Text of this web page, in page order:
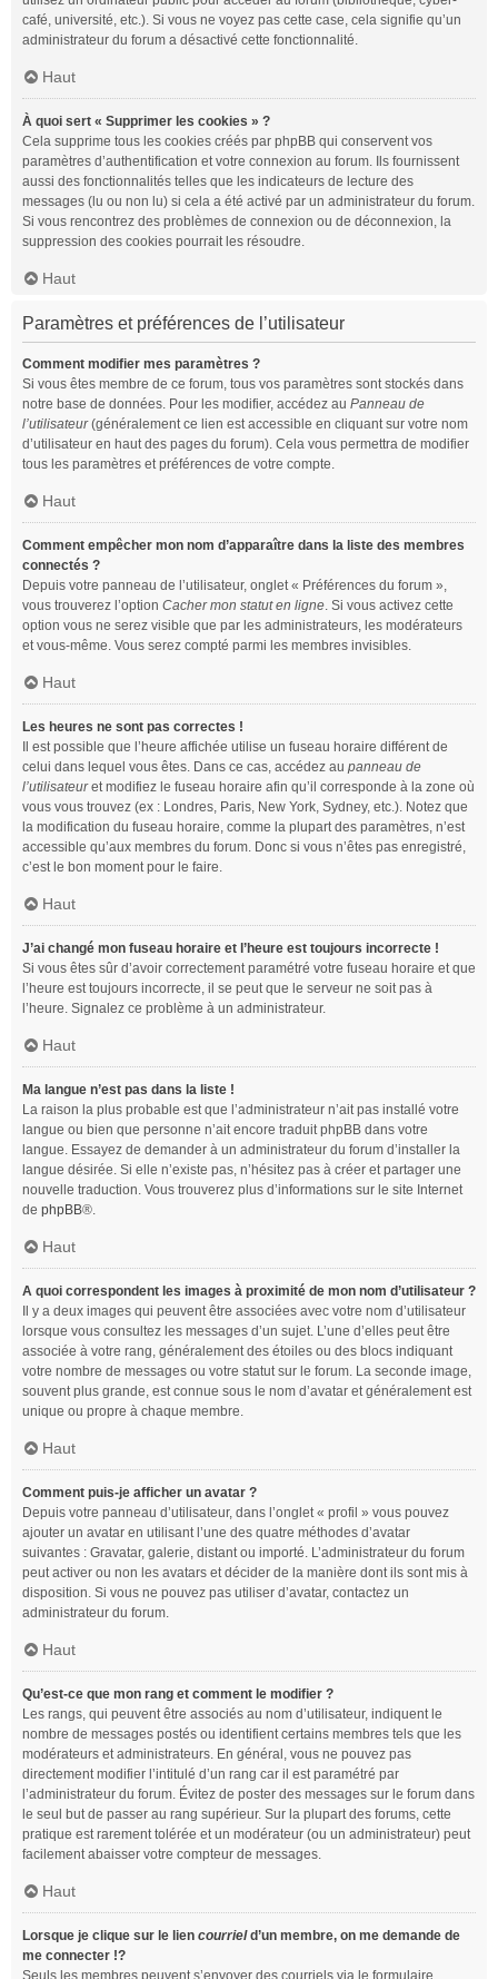
café, université, etc.). Si vous ne voyez pas cette case, cela signifie qu’un
administrateur du forum a désactivé cette fonctionnalité.
Haut
À quoi sert « Supprimer les cookies » ?
Cela supprime tous les cookies créés par phpBB qui conservent vos
paramètres d’authentification et votre connexion au forum. Ils fournissent
aussi des fonctionnalités telles que les indicateurs de lecture des
messages (lu ou non lu) si cela a été activé par un administrateur du forum.
Si vous rencontrez des problèmes de connexion ou de déconnexion, la
suppression des cookies pourrait les résoudre.
Haut
Paramètres et préférences de l’utilisateur
Comment modifier mes paramètres ?
Si vous êtes membre de ce forum, tous vos paramètres sont stockés dans
notre base de données. Pour les modifier, accédez au Panneau de
l’utilisateur(généralement ce lien est accessible en cliquant sur votre nom
d’utilisateur en haut des pages du forum). Cela vous permettra de modifier
tous les paramètres et préférences de votre compte.
Haut
Comment empêcher mon nom d’apparaître dans la liste des membres
connectés ?
Depuis votre panneau de l’utilisateur, onglet « Préférences du forum »,
vous trouverez l’option Cacher mon statut en ligne. Si vous activez cette
option vous ne serez visible que par les administrateurs, les modérateurs
et vous-même. Vous serez compté parmi les membres invisibles.
Haut
Les heures ne sont pas correctes !
Il est possible que l’heure affichée utilise un fuseau horaire différent de
celui dans lequel vous êtes. Dans ce cas, accédez au panneau de
l’utilisateuret modifiez le fuseau horaire afin qu’il corresponde à la zone où
vous vous trouvez (ex : Londres, Paris, New York, Sydney, etc.). Notez que
la modification du fuseau horaire, comme la plupart des paramètres, n’est
accessible qu’aux membres du forum. Donc si vous n’êtes pas enregistré,
c’est le bon moment pour le faire.
Haut
J’ai changé mon fuseau horaire et l’heure est toujours incorrecte !
Si vous êtes sûr d’avoir correctement paramétré votre fuseau horaire et que
l’heure est toujours incorrecte, il se peut que le serveur ne soit pas à
l’heure. Signalez ce problème à un administrateur.
Haut
Ma langue n’est pas dans la liste !
La raison la plus probable est que l’administrateur n’ait pas installé votre
langue ou bien que personne n’ait encore traduit phpBB dans votre
langue. Essayez de demander à un administrateur du forum d’installer la
langue désirée. Si elle n’existe pas, n’hésitez pas à créer et partager une
nouvelle traduction. Vous trouverez plus d’informations sur le site Internet
de phpBB®.
Haut
A quoi correspondent les images à proximité de mon nom d’utilisateur ?
Il y a deux images qui peuvent être associées avec votre nom d’utilisateur
lorsque vous consultez les messages d’un sujet. L’une d’elles peut être
associée à votre rang, généralement des étoiles ou des blocs indiquant
votre nombre de messages ou votre statut sur le forum. La seconde image,
souvent plus grande, est connue sous le nom d’avatar et généralement est
unique ou propre à chaque membre.
Haut
Comment puis-je afficher un avatar ?
Depuis votre panneau d’utilisateur, dans l’onglet « profil » vous pouvez
ajouter un avatar en utilisant l’une des quatre méthodes d’avatar
suivantes : Gravatar, galerie, distant ou importé. L’administrateur du forum
peut activer ou non les avatars et décider de la manière dont ils sont mis à
disposition. Si vous ne pouvez pas utiliser d’avatar, contactez un
administrateur du forum.
Haut
Qu’est-ce que mon rang et comment le modifier ?
Les rangs, qui peuvent être associés au nom d’utilisateur, indiquent le
nombre de messages postés ou identifient certains membres tels que les
modérateurs et administrateurs. En général, vous ne pouvez pas
directement modifier l’intitulé d’un rang car il est paramétré par
l’administrateur du forum. Évitez de poster des messages sur le forum dans
le seul but de passer au rang supérieur. Sur la plupart des forums, cette
pratique est rarement tolérée et un modérateur (ou un administrateur) peut
facilement abaisser votre compteur de messages.
Haut
Lorsque je clique sur le lien courrield’un membre, on me demande de
me connecter !?
Seuls les membres peuvent s’envoyer des courriels via le formulaire